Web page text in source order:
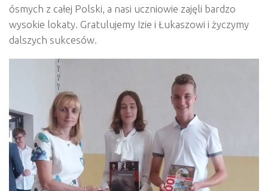
ósmych z całej Polski, a nasi uczniowie zajęli bardzo
wysokie lokaty. Gratulujemy Izie i Łukaszowi i życzymy
dalszych sukcesów.